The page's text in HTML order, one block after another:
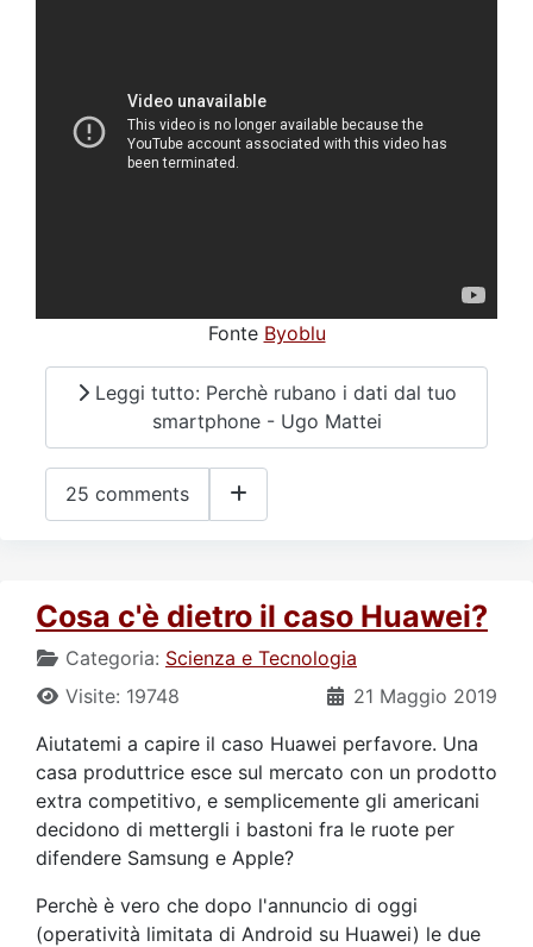
Fonte Byoblu
Leggi tutto: Perchè rubano i dati dal tuo
smartphone - Ugo Mattei
25 comments
Cosa c'è dietro il caso Huawei?
Categoria: Scienza e Tecnologia
21 Maggio 2019
Visite: 19748
Aiutatemi a capire il caso Huawei perfavore. Una
casa produttrice esce sul mercato con un prodotto
extra competitivo, e semplicemente gli americani
decidono di mettergli i bastoni fra le ruote per
difendere Samsung e Apple?
Perchè è vero che dopo l'annuncio di oggi
(operatività limitata di Android su Huawei) le due